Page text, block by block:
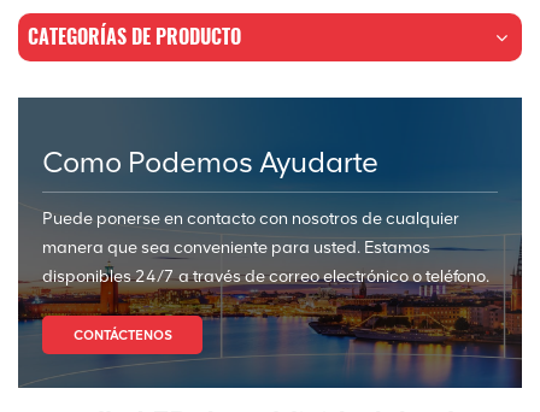
CATEGORÍAS DE PRODUCTO
Como Podemos Ayudarte
Puede ponerse en contacto con nosotros de cualquier
manera que sea conveniente para usted. Estamos
disponibles 24/7 a través de correo electrónico o teléfono.
CONTÁCTENOS